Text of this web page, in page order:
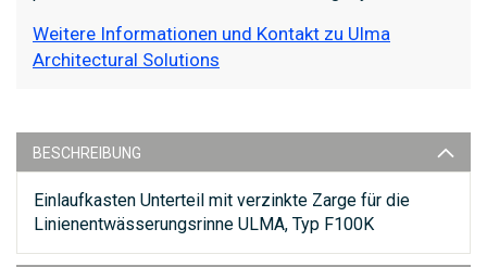
Weitere Informationen und Kontakt zu Ulma
Architectural Solutions
BESCHREIBUNG
Einlaufkasten Unterteil mit verzinkte Zarge für die
Linienentwässerungsrinne ULMA, Typ F100K